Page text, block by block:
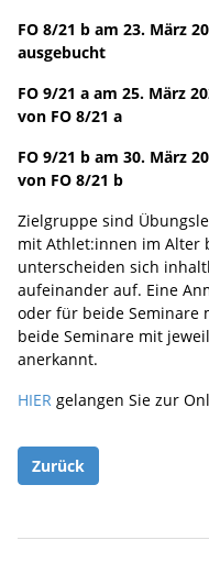
FO 8/21 b am 23. März
ausgebucht
FO 9/21 a am 25. März
von FO 8/21 a
FO 9/21 b am 30. März
von FO 8/21 b
Zielgruppe sind
mit Athlet:innen im Alter
unterscheiden sich
aufeinander auf. Eine
oder für beide Seminare
beide Seminare mit
anerkannt.
HIER gelangen Sie zur
Zurück